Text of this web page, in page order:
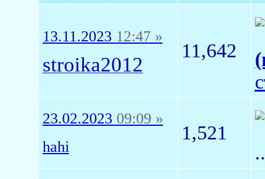
13.11.2023 12:47 »
stroika2012
11,642
23.02.2023 09:09 »
hahi
1,521